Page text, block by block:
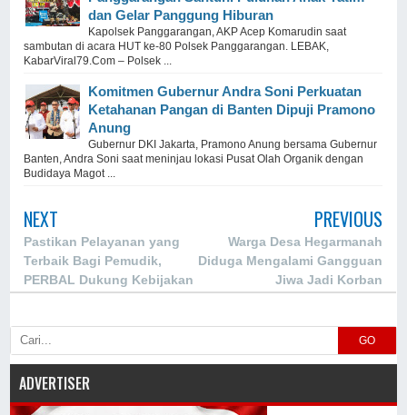
dan Gelar Panggung Hiburan
Kapolsek Panggarangan, AKP Acep Komarudin saat
sambutan di acara HUT ke-80 Polsek Panggarangan. LEBAK,
KabarViral79.Com – Polsek ...
Komitmen Gubernur Andra Soni Perkuatan
Ketahanan Pangan di Banten Dipuji Pramono
Anung
Gubernur DKI Jakarta, Pramono Anung bersama Gubernur
Banten, Andra Soni saat meninjau lokasi Pusat Olah Organik dengan
Budidaya Magot ...
NEXT
Pastikan Pelayanan yang
Terbaik Bagi Pemudik,
PERBAL Dukung Kebijakan
PREVIOUS
Warga Desa Hegarmanah
Diduga Mengalami Gangguan
Jiwa Jadi Korban
GO
ADVERTISER